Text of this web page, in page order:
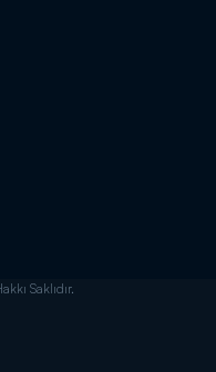
Saklıdır.